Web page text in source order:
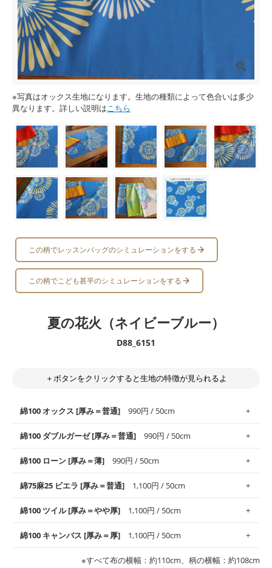
※写真はオックス生地になります。生地の種類によって色合いは多少
異なります。詳しい説明はこちら
この柄でレッスンバッグのシミュレーションをする
この柄でこども甚平のシミュレーションをする
夏の花火（ネイビーブルー）
D88_6151
＋ボタンをクリックすると生地の特徴が見られるよ
綿100 オックス [厚み＝普通] 990円 / 50cm
使いやすさNo.1！しなやかさと適度な張りを併せ持ち、通気性の
高さがオックス生地の特徴です。当サイトのオックス生地は、
般にお使いいただけます。
※レッスンバッグ、上履き袋などの通園通学グッズにはツイル生
・布団カバーなどの寝具、カーテン
綿100 ダブルガーゼ [厚み＝普通] 990円 / 50cm
柔らかくふんわりとした肌触りが特徴です。ベビー用品やハンカ
チなど直接肌に触れるアイテムに最適です。高い吸湿性・通気性
す。
・スタイ、おくるみなどのベビーグッズ
・ブラウス、チュニック、ワンピースなどの洋服
綿100 ローン [厚み＝薄] 990円 / 50cm
上質で薄手の平織りの生地です。軽やかさとなめらかな手触りの
良さが魅力。透け感があるので、涼しげなトップスなどに最適で
・ブラウス、シャツ、チュニックなどのトップス
綿75麻25 ビエラ [厚み＝普通] 1,100円 / 50cm
コットン75％リネン25％の当店のビエラ生地は、オックス生地よ
りもふんわりとした柔らかい質感と適度な落ち感を感じられるの
綿100 ツイル [厚み＝やや厚] 1,100円 / 50cm
綾織りの生地です。しっかりとした張りと厚みがありながらも柔
綿100 キャンバス [厚み＝厚] 1,100円 / 50cm
※すべて布の横幅：約110cm、柄の横幅：約108cm